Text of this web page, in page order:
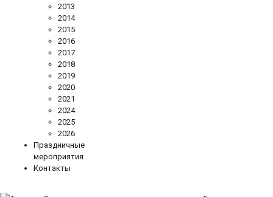
2013
2014
2015
2016
2017
2018
2019
2020
2021
2024
2025
2026
Праздничные
мероприятия
Контакты